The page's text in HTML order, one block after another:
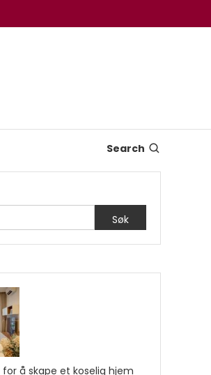
Search
Søk
for å skape et koselig hjem